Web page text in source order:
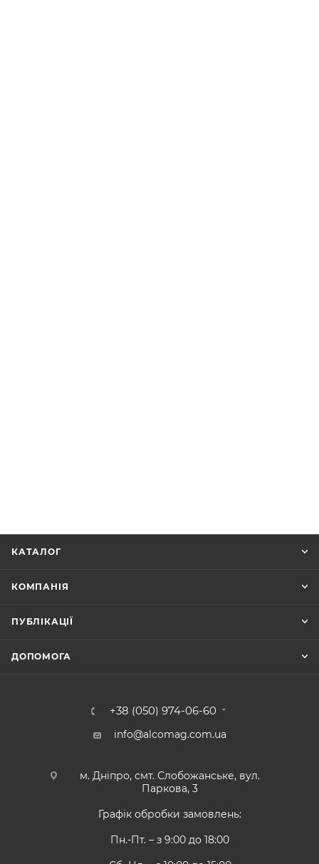
КАТАЛОГ
КОМПАНІЯ
ПУБЛІКАЦІЇ
ДОПОМОГА
+38 (050) 974-06-60
info@alcomag.com.ua
м. Дніпро, смт. Слобожанське, вул.
Паркова, 3
Графік обробки замовлень:
Пн.-Пт. – з 9:00 до 18:00